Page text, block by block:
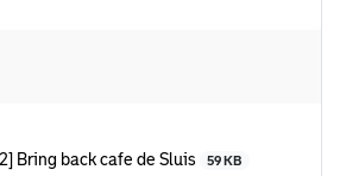
Bring back cafe de Sluis
59 KB